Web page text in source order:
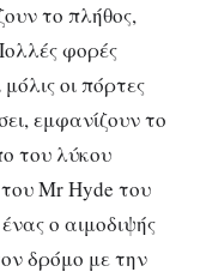
το πλήθος,
φορές
οι πόρτες
εμφανίζουν το
του λύκου
Mr Hyde του
ο αιμοδιψής
δρόμο με την